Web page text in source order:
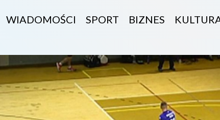
WIADOMOŚCI SPORT BIZNES